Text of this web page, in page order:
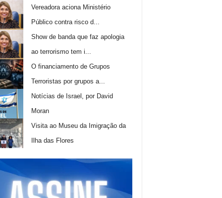
Vereadora aciona Ministério
Público contra risco d...
Show de banda que faz apologia
ao terrorismo tem i...
O financiamento de Grupos
Terroristas por grupos a...
Notícias de Israel, por David
Moran
Visita ao Museu da Imigração da
Ilha das Flores